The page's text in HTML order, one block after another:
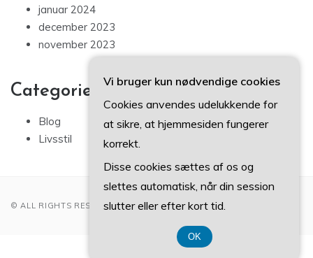
januar 2024
december 2023
november 2023
Categories
Blog
Livsstil
© ALL RIGHTS RESERVED 2022
Vi bruger kun nødvendige cookies
Cookies anvendes udelukkende for
at sikre, at hjemmesiden fungerer
korrekt.
Disse cookies sættes af os og
slettes automatisk, når din session
slutter eller efter kort tid.
OK